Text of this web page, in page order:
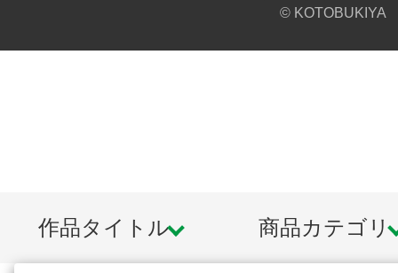
© KOTOBUKIYA
作品タイトル 商品カテゴリ